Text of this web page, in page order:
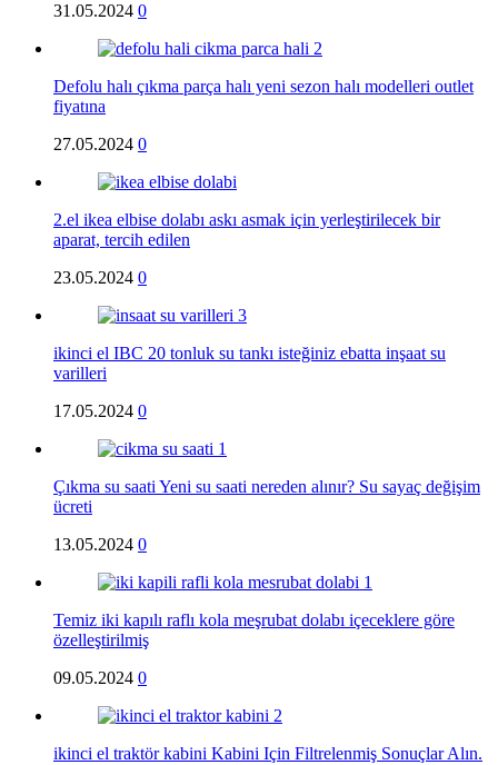
31.05.2024 0
Defolu halı çıkma parça halı yeni sezon halı modelleri outlet
fiyatına
27.05.2024 0
2.el ikea elbise dolabı askı asmak için yerleştirilecek bir
aparat, tercih edilen
23.05.2024 0
ikinci el IBC 20 tonluk su tankı isteğiniz ebatta inşaat su
varilleri
17.05.2024 0
Çıkma su saati Yeni su saati nereden alınır? Su sayaç değişim
ücreti
13.05.2024 0
Temiz iki kapılı raflı kola meşrubat dolabı içeceklere göre
özelleştirilmiş
09.05.2024 0
ikinci el traktör kabini Kabini Için Filtrelenmiş Sonuçlar Alın.